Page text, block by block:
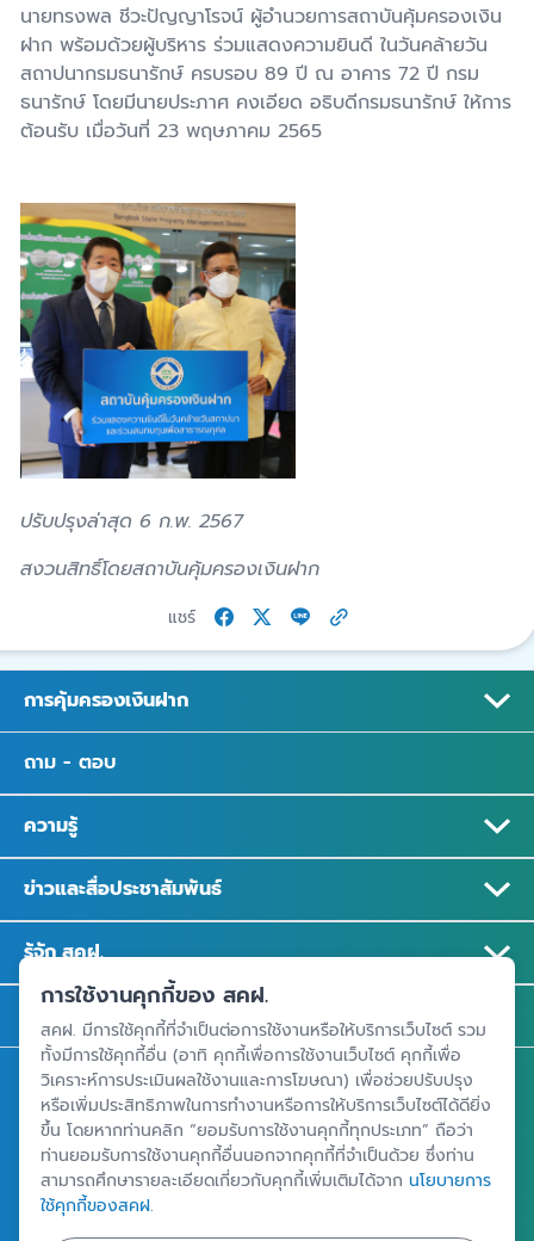
นายทรงพล ชีวะปัญญาโรจน์ ผู้อำนวยการสถาบันคุ้มครองเงิน
ฝาก พร้อมด้วยผู้บริหาร ร่วมแสดงความยินดี ในวันคล้ายวัน
สถาปนากรมธนารักษ์ ครบรอบ 89 ปี ณ อาคาร 72 ปี กรม
ธนารักษ์ โดยมีนายประภาศ คงเอียด อธิบดีกรมธนารักษ์ ให้การ
ต้อนรับ เมื่อวันที่ 23 พฤษภาคม 2565
ปรับปรุงล่าสุด 6 ก.พ. 2567
สงวนสิทธิ์โดยสถาบันคุ้มครองเงินฝาก
แชร์
การคุ้มครองเงินฝาก
ถาม - ตอบ
ความรู้
ข่าวและสื่อประชาสัมพันธ์
รู้จัก สคฝ.
ติดต่อ สคฝ.
สถาบันคุ้มครองเงินฝาก
อาคารเอสเจ อินฟินิท วัน บิสซิเนสคอมเพล็กซ์ ชั้น 25 - 27 เลขที่ 349
ถนนวิภาวดีรังสิต แขวงจอมพล เขตจตุจักร กรุงเทพฯ 10900
การใช้งานคุกกี้ของ สคฝ.
สคฝ. มีการใช้คุกกี้ที่จำเป็นต่อการใช้งานหรือให้บริการเว็บไซต์ รวม
ทั้งมีการใช้คุกกี้อื่น (อาทิ คุกกี้เพื่อการใช้งานเว็บไซต์ คุกกี้เพื่อ
วิเคราะห์การประเมินผลใช้งานและการโฆษณา) เพื่อช่วยปรับปรุง
หรือเพิ่มประสิทธิภาพในการทำงานหรือการให้บริการเว็บไซต์ได้ดียิ่ง
ขึ้น โดยหากท่านคลิก “ยอมรับการใช้งานคุกกี้ทุกประเภท” ถือว่า
ท่านยอมรับการใช้งานคุกกี้อื่นนอกจากคุกกี้ที่จำเป็นด้วย ซึ่งท่าน
สามารถศึกษารายละเอียดเกี่ยวกับคุกกี้เพิ่มเติมได้จาก นโยบายการ
ใช้คุกกี้ของสคฝ.